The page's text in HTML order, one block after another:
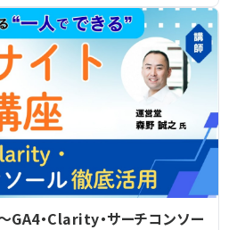
GA4・Clarity・サーチコンソー